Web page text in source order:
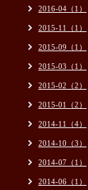
2016-04（1）
2015-11（1）
2015-09（1）
2015-03（1）
2015-02（2）
2015-01（2）
2014-11（4）
2014-10（3）
2014-07（1）
2014-06（1）